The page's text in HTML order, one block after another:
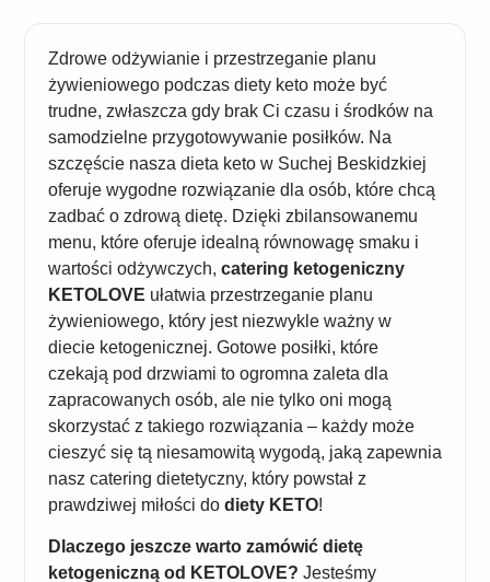
Zdrowe odżywianie i przestrzeganie planu
żywieniowego podczas diety keto może być
trudne, zwłaszcza gdy brak Ci czasu i środków na
samodzielne przygotowywanie posiłków. Na
szczęście nasza dieta keto w Suchej Beskidzkiej
oferuje wygodne rozwiązanie dla osób, które chcą
zadbać o zdrową dietę. Dzięki zbilansowanemu
menu, które oferuje idealną równowagę smaku i
wartości odżywczych, catering ketogeniczny
KETOLOVE ułatwia przestrzeganie planu
żywieniowego, który jest niezwykle ważny w
diecie ketogenicznej. Gotowe posiłki, które
czekają pod drzwiami to ogromna zaleta dla
zapracowanych osób, ale nie tylko oni mogą
skorzystać z takiego rozwiązania – każdy może
cieszyć się tą niesamowitą wygodą, jaką zapewnia
nasz catering dietetyczny, który powstał z
prawdziwej miłości do diety KETO!
Dlaczego jeszcze warto zamówić dietę
ketogeniczną od KETOLOVE? Jesteśmy